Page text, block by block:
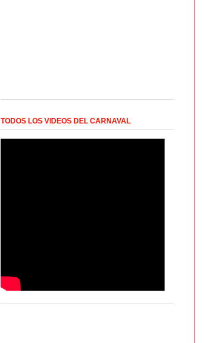
TODOS LOS VIDEOS DEL CARNAVAL